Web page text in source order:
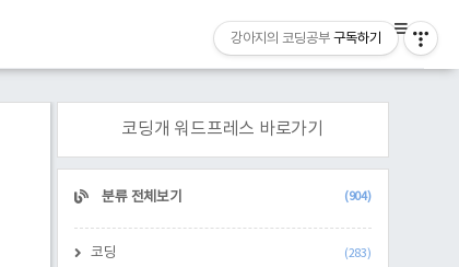
코딩개 워드프레스 바로가기
CATEGORY
분류 전체보기 (904)
코딩 (283)
강아지의 코딩공부 구독하기